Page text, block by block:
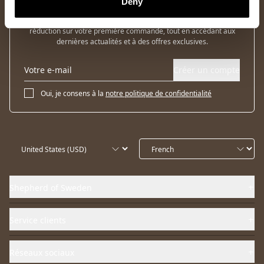
Inscrivez-vous à notre newsletter et bénéficiez de 10 % de
réduction sur votre première commande, tout en accédant aux
dernières actualités et à des offres exclusives.
Oui, je consens à la notre politique de confidentialité